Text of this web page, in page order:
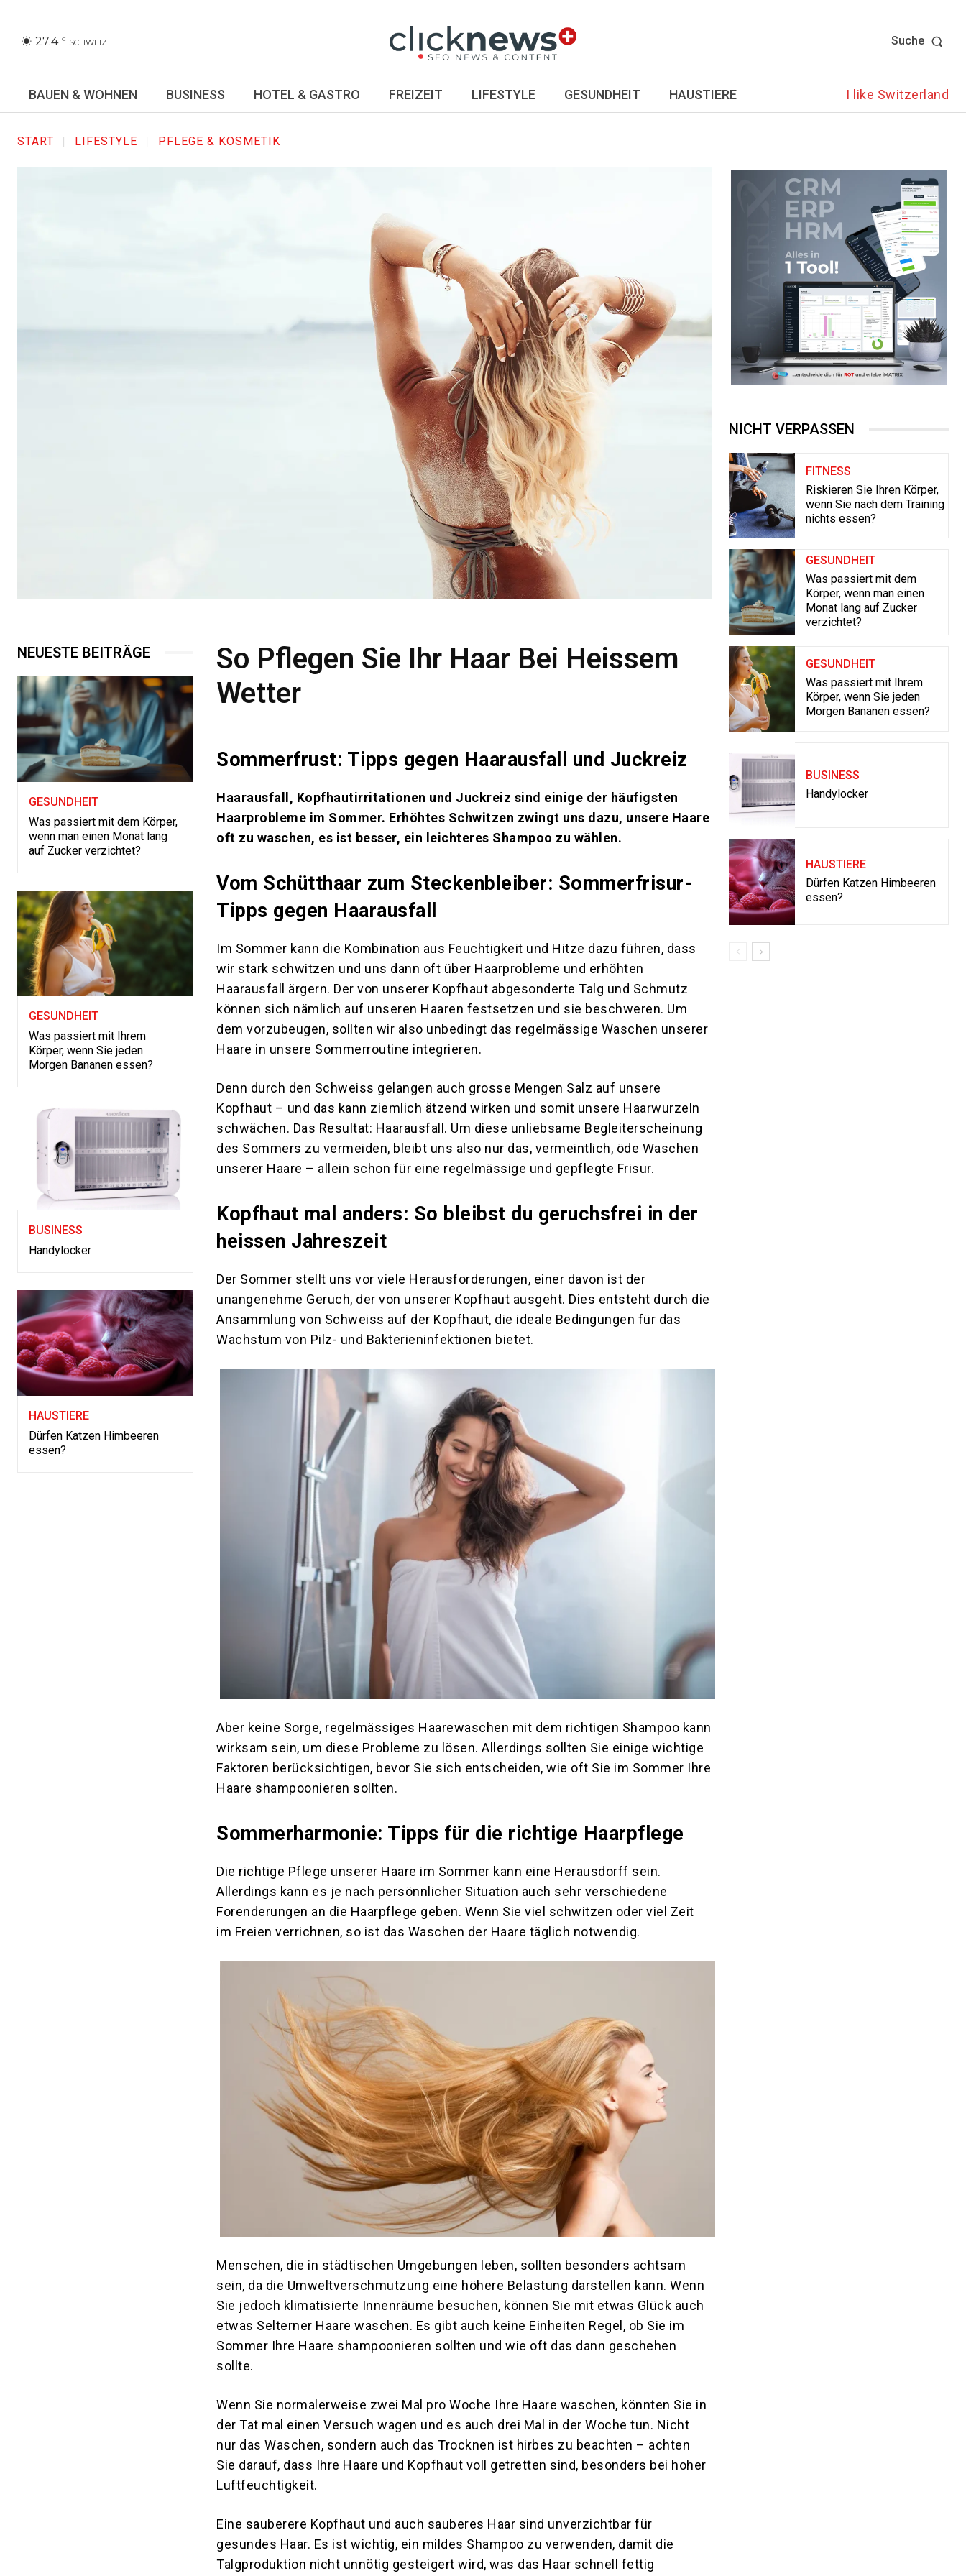
27.4 C SCHWEIZ Suche
BAUEN & WOHNEN BUSINESS HOTEL & GASTRO FREIZEIT LIFESTYLE GESUNDHEIT HAUSTIERE I like Switzerland
START LIFESTYLE PFLEGE & KOSMETIK
NEUESTE BEITRÄGE
GESUNDHEIT
Was passiert mit dem Körper,
wenn man einen Monat lang
auf Zucker verzichtet?
GESUNDHEIT
Was passiert mit Ihrem
Körper, wenn Sie jeden
Morgen Bananen essen?
BUSINESS
Handylocker
HAUSTIERE
Dürfen Katzen Himbeeren
essen?
So Pflegen Sie Ihr Haar Bei Heissem
Wetter
Sommerfrust: Tipps gegen Haarausfall und Juckreiz
Haarausfall, Kopfhautirritationen und Juckreiz sind einige der häufigsten
Haarprobleme im Sommer. Erhöhtes Schwitzen zwingt uns dazu, unsere Haare
oft zu waschen, es ist besser, ein leichteres Shampoo zu wählen.
Vom Schütthaar zum Steckenbleiber: Sommerfrisur-
Tipps gegen Haarausfall
Im Sommer kann die Kombination aus Feuchtigkeit und Hitze dazu führen, dass
wir stark schwitzen und uns dann oft über Haarprobleme und erhöhten
Haarausfall ärgern. Der von unserer Kopfhaut abgesonderte Talg und Schmutz
können sich nämlich auf unseren Haaren festsetzen und sie beschweren. Um
dem vorzubeugen, sollten wir also unbedingt das regelmässige Waschen unserer
Haare in unsere Sommerroutine integrieren.
Denn durch den Schweiss gelangen auch grosse Mengen Salz auf unsere
Kopfhaut – und das kann ziemlich ätzend wirken und somit unsere Haarwurzeln
schwächen. Das Resultat: Haarausfall. Um diese unliebsame Begleiterscheinung
des Sommers zu vermeiden, bleibt uns also nur das, vermeintlich, öde Waschen
unserer Haare – allein schon für eine regelmässige und gepflegte Frisur.
Kopfhaut mal anders: So bleibst du geruchsfrei in der
heissen Jahreszeit
Der Sommer stellt uns vor viele Herausforderungen, einer davon ist der
unangenehme Geruch, der von unserer Kopfhaut ausgeht. Dies entsteht durch die
Ansammlung von Schweiss auf der Kopfhaut, die ideale Bedingungen für das
Wachstum von Pilz- und Bakterieninfektionen bietet.
Aber keine Sorge, regelmässiges Haarewaschen mit dem richtigen Shampoo kann
wirksam sein, um diese Probleme zu lösen. Allerdings sollten Sie einige wichtige
Faktoren berücksichtigen, bevor Sie sich entscheiden, wie oft Sie im Sommer Ihre
Haare shampoonieren sollten.
Sommerharmonie: Tipps für die richtige Haarpflege
Die richtige Pflege unserer Haare im Sommer kann eine Herausdorff sein.
Allerdings kann es je nach persönnlicher Situation auch sehr verschiedene
Forenderungen an die Haarpflege geben. Wenn Sie viel schwitzen oder viel Zeit
im Freien verrichnen, so ist das Waschen der Haare täglich notwendig.
Menschen, die in städtischen Umgebungen leben, sollten besonders achtsam
sein, da die Umweltverschmutzung eine höhere Belastung darstellen kann. Wenn
Sie jedoch klimatisierte Innenräume besuchen, können Sie mit etwas Glück auch
etwas Selterner Haare waschen. Es gibt auch keine Einheiten Regel, ob Sie im
Sommer Ihre Haare shampoonieren sollten und wie oft das dann geschehen
sollte.
Wenn Sie normalerweise zwei Mal pro Woche Ihre Haare waschen, könnten Sie in
der Tat mal einen Versuch wagen und es auch drei Mal in der Woche tun. Nicht
nur das Waschen, sondern auch das Trocknen ist hirbes zu beachten – achten
Sie darauf, dass Ihre Haare und Kopfhaut voll getretten sind, besonders bei hoher
Luftfeuchtigkeit.
Eine sauberere Kopfhaut und auch sauberes Haar sind unverzichtbar für
gesundes Haar. Es ist wichtig, ein mildes Shampoo zu verwenden, damit die
Talgproduktion nicht unnötig gesteigert wird, was das Haar schnell fettig
NICHT VERPASSEN
FITNESS
Riskieren Sie Ihren Körper,
wenn Sie nach dem Training
nichts essen?
GESUNDHEIT
Was passiert mit dem
Körper, wenn man einen
Monat lang auf Zucker
verzichtet?
GESUNDHEIT
Was passiert mit Ihrem
Körper, wenn Sie jeden
Morgen Bananen essen?
BUSINESS
Handylocker
HAUSTIERE
Dürfen Katzen Himbeeren
essen?